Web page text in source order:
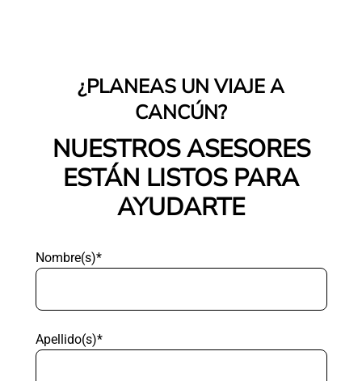
¿PLANEAS UN VIAJE A
CANCÚN?
NUESTROS ASESORES
ESTÁN LISTOS PARA
AYUDARTE
Nombre(s)*
Apellido(s)*